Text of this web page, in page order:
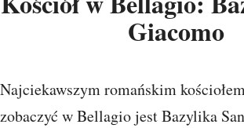
Giacomo
Najciekawszym romańskim
zobaczyć w Bellagio jest Bazylika